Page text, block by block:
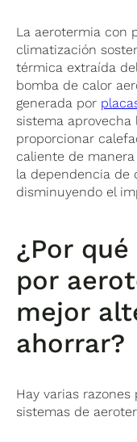
La aerotermia con
climatización
térmica extraída
bomba de calor
generada por
sistema aprovecha
proporcionar
caliente de
la dependencia de
disminuyendo el
¿Por
por
mejor
ahorrar?
Hay varias
sistemas de